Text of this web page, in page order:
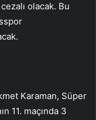
olacak. Bu
Karaman, Süper
11. maçında 3